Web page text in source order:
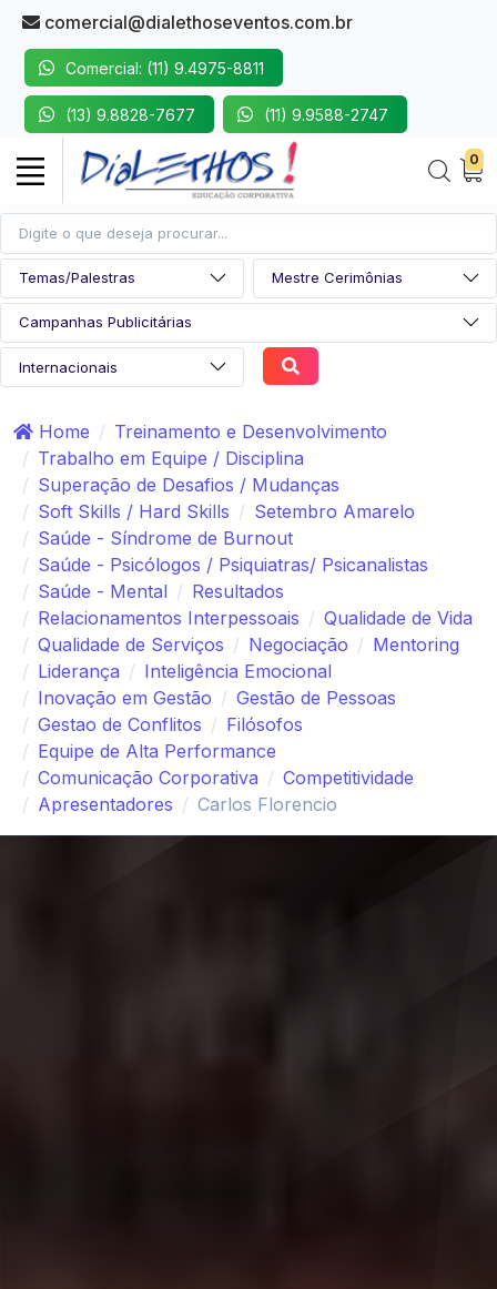
comercial@dialethoseventos.com.br
Comercial: (11) 9.4975-8811
(13) 9.8828-7677 (11) 9.9588-2747
0
Home
Treinamento e Desenvolvimento
Trabalho em Equipe / Disciplina
Superação de Desafios / Mudanças
Soft Skills / Hard Skills
Setembro Amarelo
Saúde - Síndrome de Burnout
Saúde - Psicólogos / Psiquiatras/ Psicanalistas
Saúde - Mental
Resultados
Relacionamentos Interpessoais
Qualidade de Vida
Qualidade de Serviços
Negociação
Mentoring
Liderança
Inteligência Emocional
Inovação em Gestão
Gestão de Pessoas
Gestao de Conflitos
Filósofos
Equipe de Alta Performance
Comunicação Corporativa
Competitividade
Apresentadores
Carlos Florencio